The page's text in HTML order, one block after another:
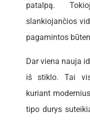
patalpą.
slankiojančios
pagamintos
Dar viena nauja
iš stiklo. Tai vis
kuriant
tipo durys